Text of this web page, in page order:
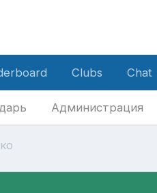
Администрация
Clubs Chat